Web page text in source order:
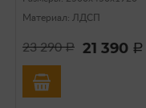
Материал: ЛДСП
23 290a 21 390 a